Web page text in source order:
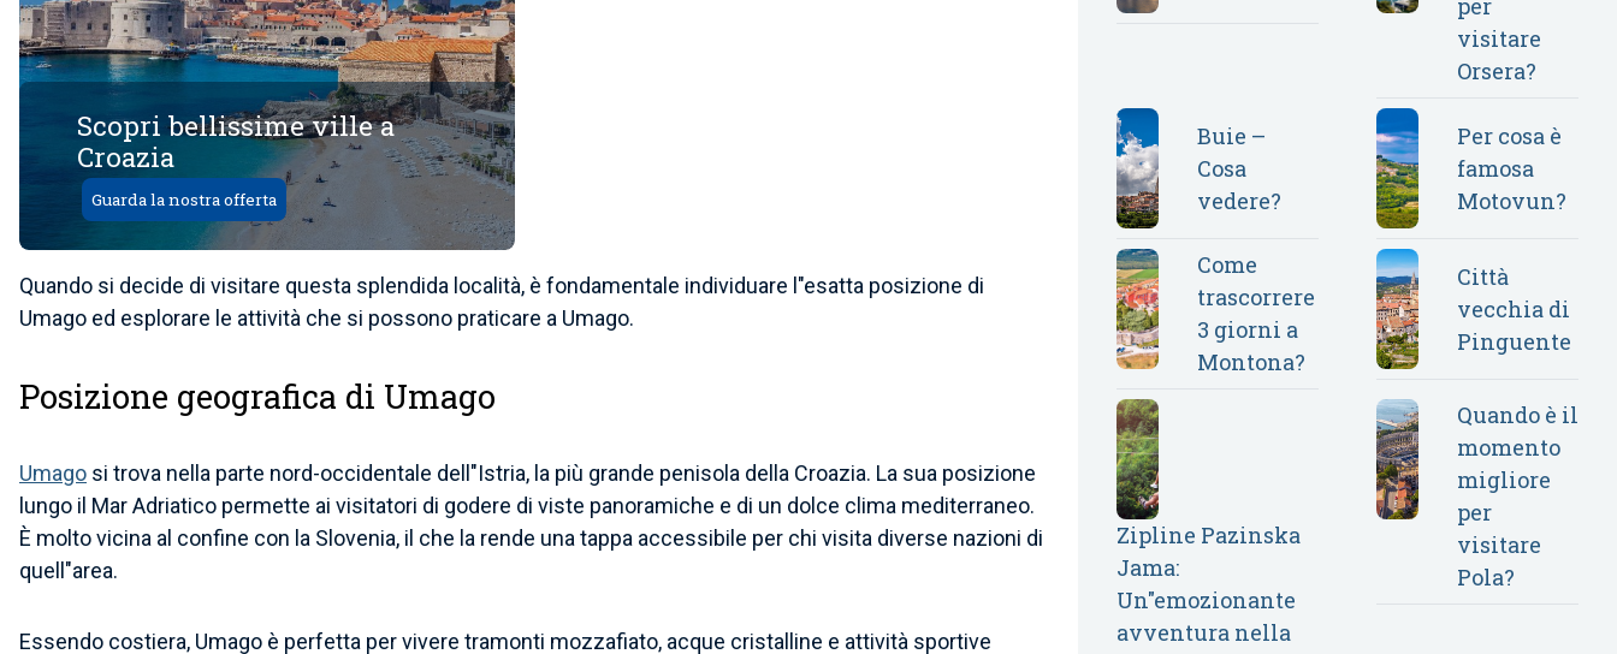
Scopri bellissime ville a
Croazia
Guarda la nostra offerta
Quando si decide di visitare questa splendida località, è fondamentale individuare l"esatta posizione di
Umago ed esplorare le attività che si possono praticare a Umago.
Posizione geografica di Umago
Umago si trova nella parte nord-occidentale dell"Istria, la più grande penisola della Croazia. La sua posizione
lungo il Mar Adriatico permette ai visitatori di godere di viste panoramiche e di un dolce clima mediterraneo.
È molto vicina al confine con la Slovenia, il che la rende una tappa accessibile per chi visita diverse nazioni di
quell"area.
Essendo costiera, Umago è perfetta per vivere tramonti mozzafiato, acque cristalline e attività sportive
per
visitare
Orsera?
Buie –
Cosa
vedere?
Per cosa è
famosa
Motovun?
Come
trascorrere
3 giorni a
Montona?
Città
vecchia di
Pinguente
Zipline Pazinska
Jama:
Un"emozionante
avventura nella
Quando è il
momento
migliore
per
visitare
Pola?